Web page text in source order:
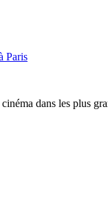
Paris
dans les plus